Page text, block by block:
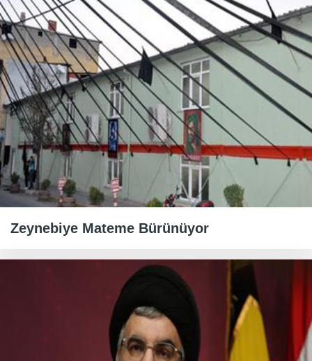
Zeynebiye Mateme Bürünüyor